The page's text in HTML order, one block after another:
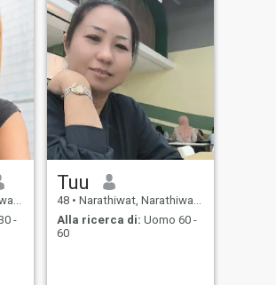
-
Tuu
48 • Narathiwat, Narathiwat, Thailandia
Alla ricerca di: Uomo 60 -
60